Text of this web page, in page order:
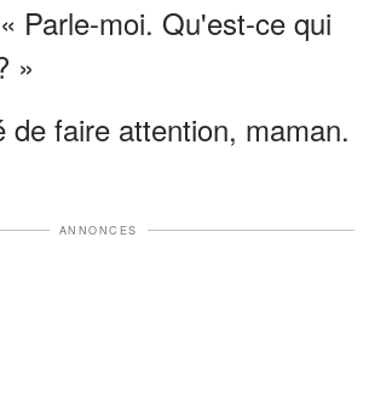
Parle-moi. Qu'est-ce qui
»
de faire attention, maman.
ANNONCES